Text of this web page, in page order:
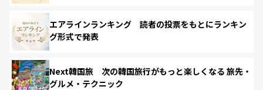
エアラインランキング 読者の投票をもとにランキン
グ形式で発表
Next韓国旅 次の韓国旅行がもっと楽しくなる 旅先・
グルメ・テクニック